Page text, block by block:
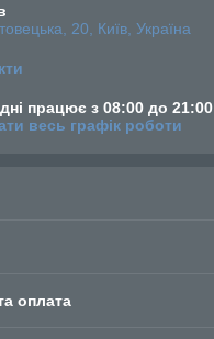
20, Київ, Україна
працює з 08:00 до 21:00
весь графік роботи
оплата